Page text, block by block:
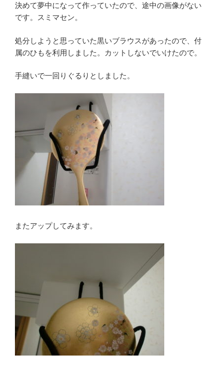
決めて夢中になって作っていたので、途中の画像がない
です。スミマセン。
処分しようと思っていた黒いブラウスがあったので、付
属のひもを利用しました。カットしないでいけたので。
手縫いで一回りぐるりとしました。
またアップしてみます。